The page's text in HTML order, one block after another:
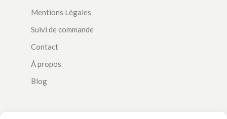
Mentions Légales
Suivi de commande
Contact
À propos
Blog